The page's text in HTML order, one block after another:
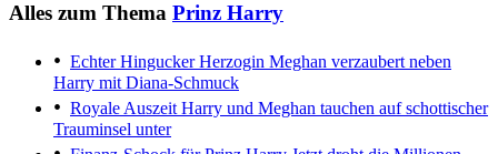
Alles zum Thema Prinz Harry
Echter HinguckerHerzogin Meghan verzaubert neben
Harry mit Diana-Schmuck
Royale Auszeit Harry und Meghan tauchen auf schottischer
Trauminsel unter